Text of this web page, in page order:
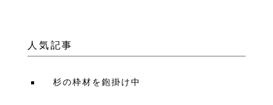
人気記事
杉の枠材を鉋掛け中